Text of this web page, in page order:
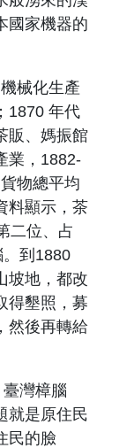
國家機器的
械化生產
1870 年代
販、媽振館
業， 1882-
物總平均
料顯示，茶
二位、占
到 1880
坡地，都改
得墾照，募
然後再轉給
臺灣樟腦
就是原住民
民的臉